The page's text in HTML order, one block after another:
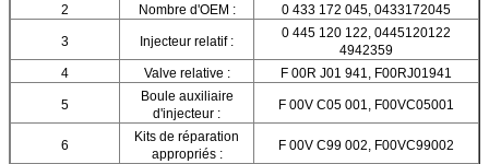
2
Nombre d'OEM : 0 433 172 045, 0433172045
3 Injecteur relatif :
0 445 120 122, 0445120122
4942359
4
Valve relative : F 00R J01 941, F00RJ01941
5
Boule auxiliaire
d'injecteur :
F 00V C05 001, F00VC05001
6
Kits de réparation
appropriés :
F 00V C99 002, F00VC99002